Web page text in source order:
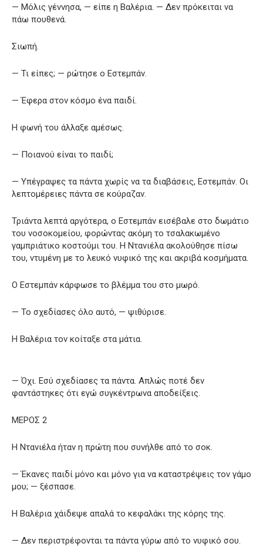
— Μόλις γέννησα, — είπε η Βαλέρια. — Δεν πρόκειται να
πάω πουθενά.
Σιωπή.
— Τι είπες; — ρώτησε ο Εστεμπάν.
— Έφερα στον κόσμο ένα παιδί.
Η φωνή του άλλαξε αμέσως.
— Ποιανού είναι το παιδί;
— Υπέγραψες τα πάντα χωρίς να τα διαβάσεις, Εστεμπάν. Οι
λεπτομέρειες πάντα σε κούραζαν.
Τριάντα λεπτά αργότερα, ο Εστεμπάν εισέβαλε στο δωμάτιο
του νοσοκομείου, φορώντας ακόμη το τσαλακωμένο
γαμπριάτικο κοστούμι του. Η Ντανιέλα ακολούθησε πίσω
του, ντυμένη με το λευκό νυφικό της και ακριβά κοσμήματα.
Ο Εστεμπάν κάρφωσε το βλέμμα του στο μωρό.
— Το σχεδίασες όλο αυτό, — ψιθύρισε.
Η Βαλέρια τον κοίταξε στα μάτια.
— Όχι. Εσύ σχεδίασες τα πάντα. Απλώς ποτέ δεν
φαντάστηκες ότι εγώ συγκέντρωνα αποδείξεις.
ΜΕΡΟΣ 2
Η Ντανιέλα ήταν η πρώτη που συνήλθε από το σοκ.
— Έκανες παιδί μόνο και μόνο για να καταστρέψεις τον γάμο
μου; — ξέσπασε.
Η Βαλέρια χάιδεψε απαλά το κεφαλάκι της κόρης της.
— Δεν περιστρέφονται τα πάντα γύρω από το νυφικό σου.